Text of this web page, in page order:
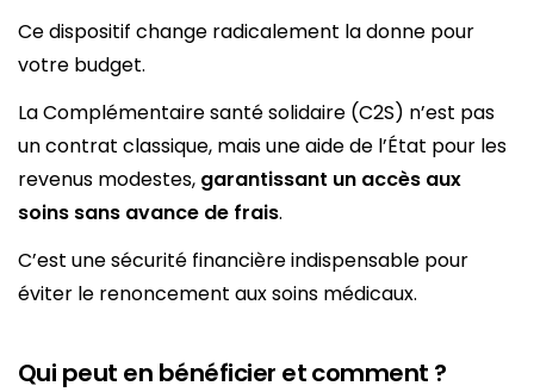
Ce dispositif change radicalement la donne pour
votre budget.
La Complémentaire santé solidaire (C2S) n’est pas
un contrat classique, mais une aide de l’État pour les
revenus modestes, garantissant un accès aux
soins sans avance de frais.
C’est une sécurité financière indispensable pour
éviter le renoncement aux soins médicaux.
Qui peut en bénéficier et comment ?